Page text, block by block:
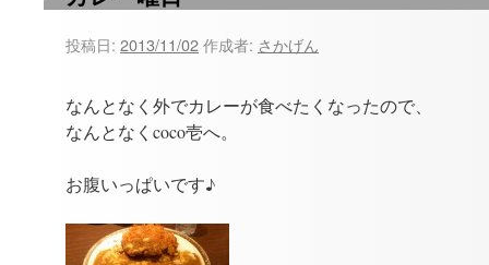
投稿日: 2013/11/02作成者: さかげん
なんとなく外でカレーが食べたくなったので、
なんとなくcoco壱へ。
お腹いっぱいです♪